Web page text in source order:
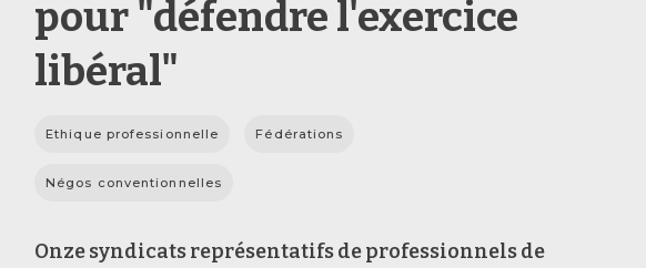
pour "défendre l'exercice
libéral"
Ethique professionnelle Fédérations
Négos conventionnelles
Onze syndicats représentatifs de professionnels de